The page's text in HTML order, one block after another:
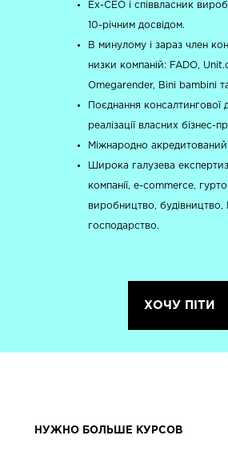
Ex-CEO і співвласник
10-річним досвідом.
В минулому і зараз член
низки компаній: FADO,
Omegarender, Bini bambini та
Поєднання консалтингової
реалізації власних бізнес-
Міжнародно
Широка галузева
компанії, e-commerce,
виробництво, будівництво,
господарство.
ХОЧУ ПІТИ
НУЖНО БОЛЬШЕ КУРСОВ